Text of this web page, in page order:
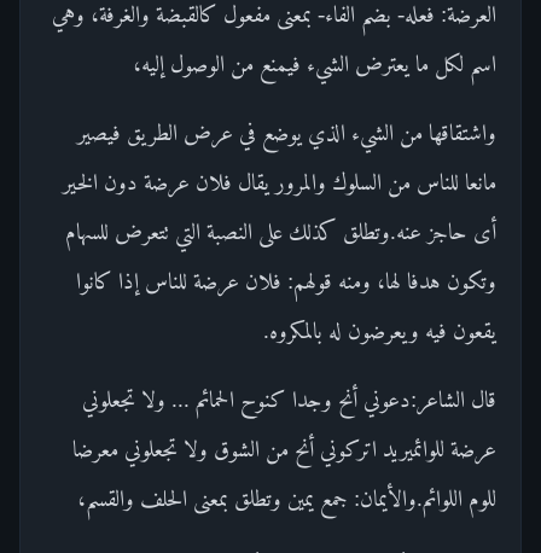
العرضة: فعله- بضم الفاء- بمعنى مفعول كالقبضة والغرفة، وهي
اسم لكل ما يعترض الشيء فيمنع من الوصول إليه،
واشتقاقها من الشيء الذي يوضع في عرض الطريق فيصير
مانعا للناس من السلوك والمرور يقال فلان عرضة دون الخير
أى حاجز عنه.وتطلق كذلك على النصبة التي تتعرض للسهام
وتكون هدفا لها، ومنه قولهم: فلان عرضة للناس إذا كانوا
يقعون فيه ويعرضون له بالمكروه.
قال الشاعر:دعوني أنح وجدا كنوح الحمائم ... ولا تجعلوني
عرضة للوائميريد اتركوني أنح من الشوق ولا تجعلوني معرضا
للوم اللوائم.والأيمان: جمع يمين وتطلق بمعنى الحلف والقسم،